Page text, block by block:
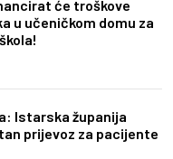
će troškove
u učeničkom domu za
Istarska županija
prijevoz za pacijente